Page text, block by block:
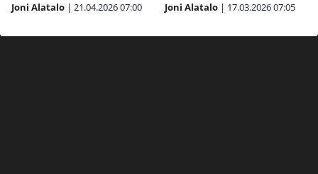
Joni Alatalo | 21.04.202607:00 Joni Alatalo | 17.03.202607:05